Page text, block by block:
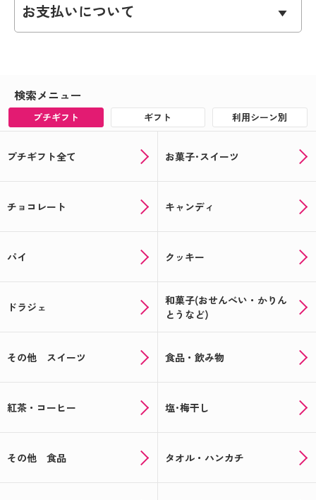
お支払いについて
検索メニュー
プチギフト ギフト 利用シーン別
プチギフト全て お菓子･スイーツ
チョコレート キャンディ
パイ クッキー
ドラジェ
和菓子(おせんべい・かりん
とうなど)
その他 スイーツ 食品・飲み物
紅茶・コーヒー 塩･梅干し
その他 食品 タオル・ハンカチ